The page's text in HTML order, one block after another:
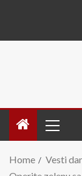
Home
Vesti